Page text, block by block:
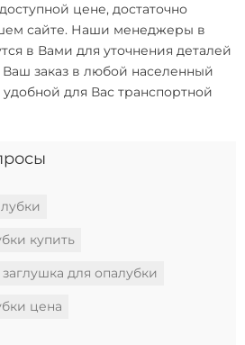
цене, достаточно
сайте. Наши менеджеры в
в Вами для уточнения деталей
заказ в любой населенный
для Вас транспортной
купить
для опалубки
цена